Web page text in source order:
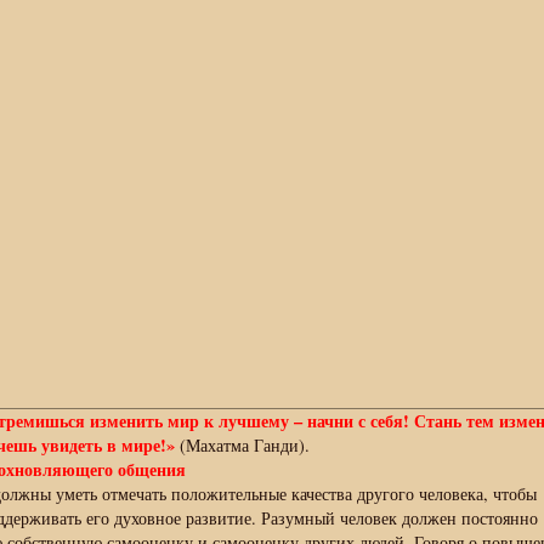
изменить мир к лучшему – начни с себя! Стань тем
увидеть в мире!» (Махатма Ганди).
общения
уметь отмечать положительные качества другого человека, чтобы
его духовное развитие. Разумный человек должен постоянно